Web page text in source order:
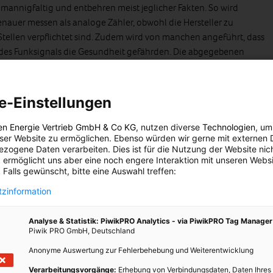
und entbehren meist jeglicher Fakten. So wird
messen als analoge Zähler, obwohl die Hersteller zu
verpflichtet sind. Zudem wird von manchen angeführt, dass
Funksignals die Gesundheit gefährden. Die abgegebenen
jenen von Mobiltelefonen, Babyphonen oder Mikrowellen. Hilft
Privatsphäre angeführt. Smart Meter messen nicht, wofür die
den aktuellen Verbrauch.
Straßen blockiert, um die Techniker von ihren Straßen
um ihre analogen Zähler, andernorts werden die
Zähler an einemHaus in Texasgegen einen Smart Meter
mit dem Nachdruck einer Schusswaffe deutlich gemacht, dass
US-Bundesstaaten ihren Bürgern erlaubt, den Umstieg auf
müssen jene für die Kosten für das monatliche Ablesen ihrer
der Smart Meter befinden sich allerdings in der Minderheit,
dass sich von ihren rund 5,4 Millionen Kunden lediglich
Einstellungen
Energie Vertrieb GmbH & Co KG, nutzen diverse Technologien,
Website zu ermöglichen. Ebenso würden wir gerne mit externen
Daten verarbeiten. Dies ist für die Nutzung der Website
ermöglicht uns aber eine noch engere Interaktion mit unseren
Falls gewünscht, bitte eine Auswahl treffen:
Analyse & Statistik: PiwikPRO Analytics - via PiwikPRO Tag Manager
Piwik PRO GmbH, Deutschland
Anonyme Auswertung zur Fehlerbehebung und Weiterentwicklung
Verarbeitungsvorgänge: Erhebung von Verbindungsdaten, Daten Ihres